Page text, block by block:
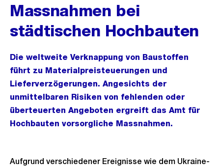
Massnahmen bei
städtischen Hochbauten
Die weltweite Verknappung von Baustoffen
führt zu Materialpreisteuerungen und
Lieferverzögerungen. Angesichts der
unmittelbaren Risiken von fehlenden oder
überteuerten Angeboten ergreift das Amt für
Hochbauten vorsorgliche Massnahmen.
Aufgrund verschiedener Ereignisse wie dem Ukraine-